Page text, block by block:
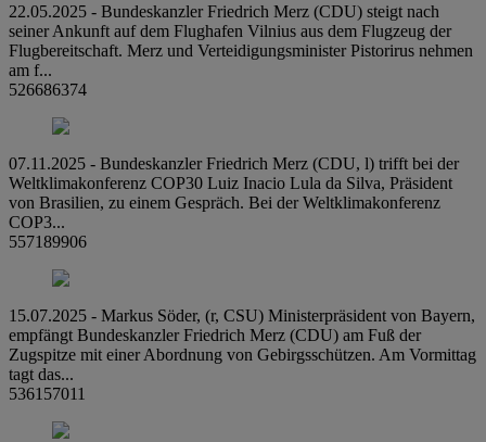
22.05.2025 - Bundeskanzler Friedrich Merz (CDU) steigt nach
seiner Ankunft auf dem Flughafen Vilnius aus dem Flugzeug der
Flugbereitschaft. Merz und Verteidigungsminister Pistorirus nehmen
am f...
526686374
07.11.2025 - Bundeskanzler Friedrich Merz (CDU, l) trifft bei der
Weltklimakonferenz COP30 Luiz Inacio Lula da Silva, Präsident
von Brasilien, zu einem Gespräch. Bei der Weltklimakonferenz
COP3...
557189906
15.07.2025 - Markus Söder, (r, CSU) Ministerpräsident von Bayern,
empfängt Bundeskanzler Friedrich Merz (CDU) am Fuß der
Zugspitze mit einer Abordnung von Gebirgsschützen. Am Vormittag
tagt das...
536157011